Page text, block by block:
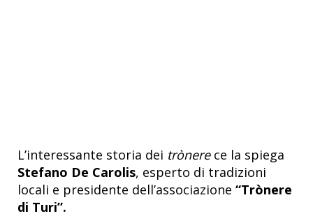
L’interessante storia dei trònerece la spiega
Stefano De Carolis, esperto di tradizioni
locali e presidente dell’associazione “Trònere
di Turi”.